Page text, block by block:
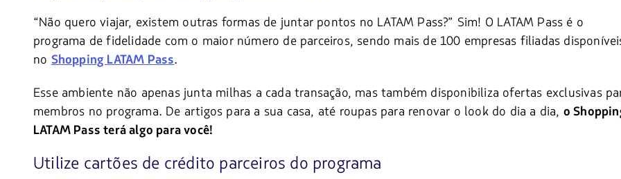
“Não quero viajar, existem outras formas de juntar pontos no LATAM Pass?” Sim! O LATAM Pass é o
programa de fidelidade com o maior número de parceiros, sendo mais de 100 empresas filiadas
no Shopping LATAM Pass.
Esse ambiente não apenas junta milhas a cada transação, mas também disponibiliza ofertas exclusivas
membros no programa. De artigos para a sua casa, até roupas para renovar o look do dia a dia, o
LATAM Pass terá algo para você!
Utilize cartões de crédito parceiros do programa